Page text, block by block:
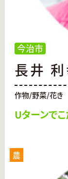
今治市
長井 利
作物/野菜/花き
Uターンで
農